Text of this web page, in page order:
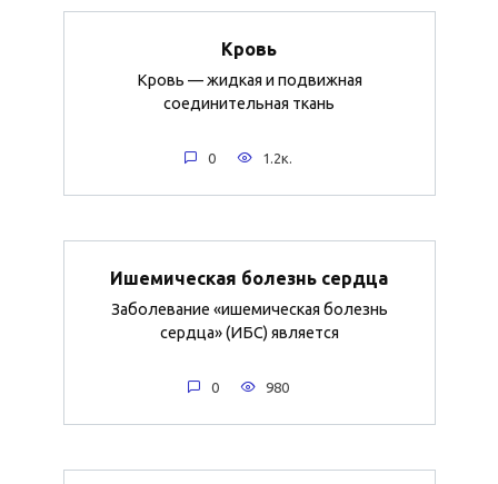
Кровь
Кровь — жидкая и подвижная
соединительная ткань
0 1.2к.
Ишемическая болезнь сердца
Заболевание «ишемическая болезнь
сердца» (ИБС) является
0 980